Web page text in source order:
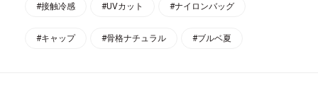
#接触冷感 #UVカット #ナイロンバッグ
#キャップ #骨格ナチュラル #ブルベ夏